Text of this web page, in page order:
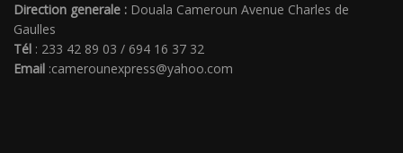
Direction generale : Douala Cameroun Avenue Charles de
Gaulles
Tél : 233 42 89 03 / 694 16 37 32
Email :camerounexpress@yahoo.com